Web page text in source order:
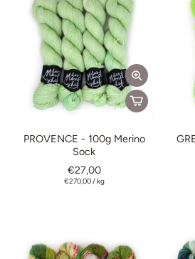
PROVENCE - 100g Merino
Sock
€27,00
€270,00/kg